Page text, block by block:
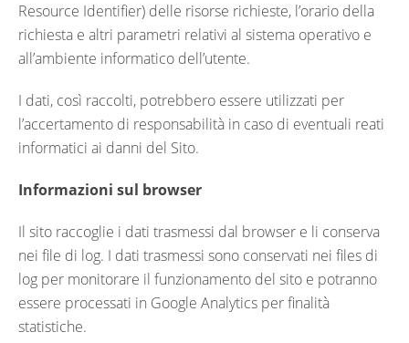
Resource Identifier) delle risorse richieste, l’orario della
richiesta e altri parametri relativi al sistema operativo e
all’ambiente informatico dell’utente.
I dati, così raccolti, potrebbero essere utilizzati per
l’accertamento di responsabilità in caso di eventuali reati
informatici ai danni del Sito.
Informazioni sul browser
Il sito raccoglie i dati trasmessi dal browser e li conserva
nei file di log. I dati trasmessi sono conservati nei files di
log per monitorare il funzionamento del sito e potranno
essere processati in Google Analytics per finalità
statistiche.